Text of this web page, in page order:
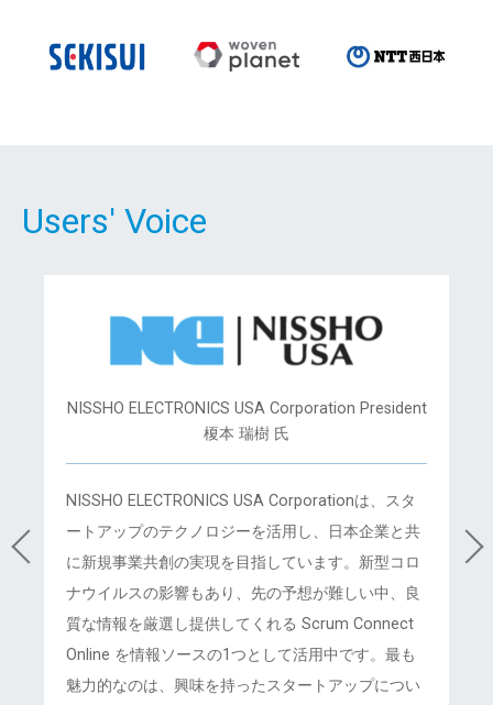
Users' Voice
NISSHO ELECTRONICS USA Corporation President
榎本 瑞樹 氏
NISSHO ELECTRONICS USA Corporationは、スタ
ートアップのテクノロジーを活用し、日本企業と共
に新規事業共創の実現を目指しています。新型コロ
ナウイルスの影響もあり、先の予想が難しい中、良
質な情報を厳選し提供してくれる Scrum Connect
Online を情報ソースの1つとして活用中です。最も
魅力的なのは、興味を持ったスタートアップについ